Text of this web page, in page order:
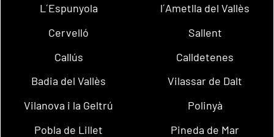
L´Espunyola
l´Ametlla del Vallès
Cervelló
Sallent
Callús
Calldetenes
Badia del Vallès
Vilassar de Dalt
Vilanova i la Geltrú
Polinyà
Pobla de Lillet
Pineda de Mar